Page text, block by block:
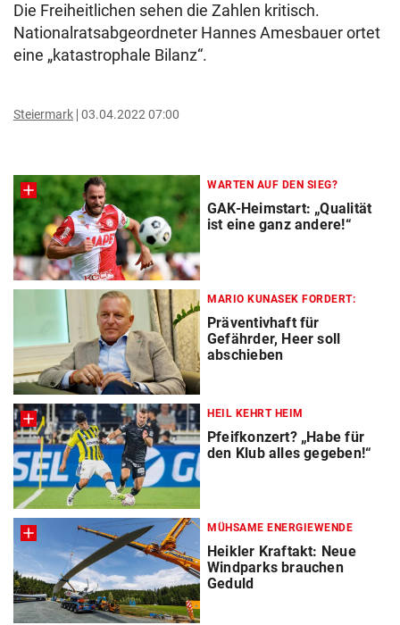
Die Freiheitlichen sehen die Zahlen kritisch.
Nationalratsabgeordneter Hannes Amesbauer ortet
eine „katastrophale Bilanz“.
Steiermark 03.04.2022 07:00
WARTEN AUF DEN SIEG?
GAK-Heimstart: „Qualität
ist eine ganz andere!“
MARIO KUNASEK FORDERT:
Präventivhaft für
Gefährder, Heer soll
abschieben
HEIL KEHRT HEIM
Pfeifkonzert? „Habe für
den Klub alles gegeben!“
MÜHSAME ENERGIEWENDE
Heikler Kraftakt: Neue
Windparks brauchen
Geduld